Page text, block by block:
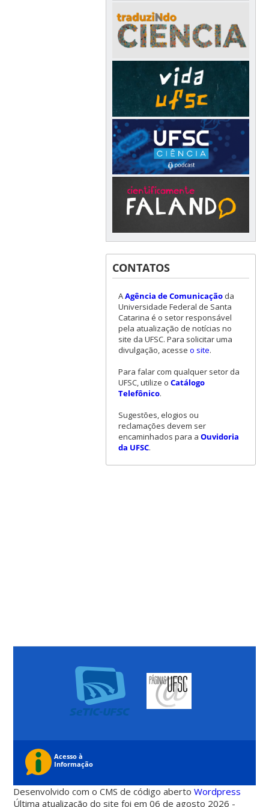
CONTATOS
AAgência de Comunicaçãoda
Universidade Federal de Santa
Catarina é o setor responsável
pela atualização de notícias no
site da UFSC. Para solicitar uma
divulgação, acesse o site.
Para falar com qualquer setor da
UFSC, utilize o Catálogo
Telefônico.
Sugestões, elogios ou
reclamações devem ser
encaminhados para a Ouvidoria
da UFSC.
Desenvolvido com o CMS de código abertoWordpress
Última atualização do site foi em 06 de agosto 2026 -